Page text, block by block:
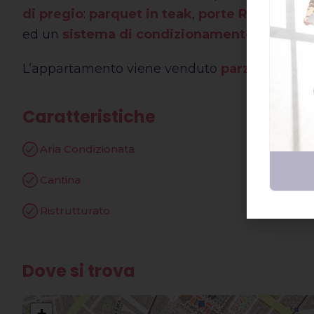
di pregio: parquet in teak, porte Rimadesio
ed un sistema di condizionamento dell’aria
L’appartamento viene venduto parzialmente
Caratteristiche
Aria Condizionata Arredato
Cantina
Ristrutturato
Dove si trova